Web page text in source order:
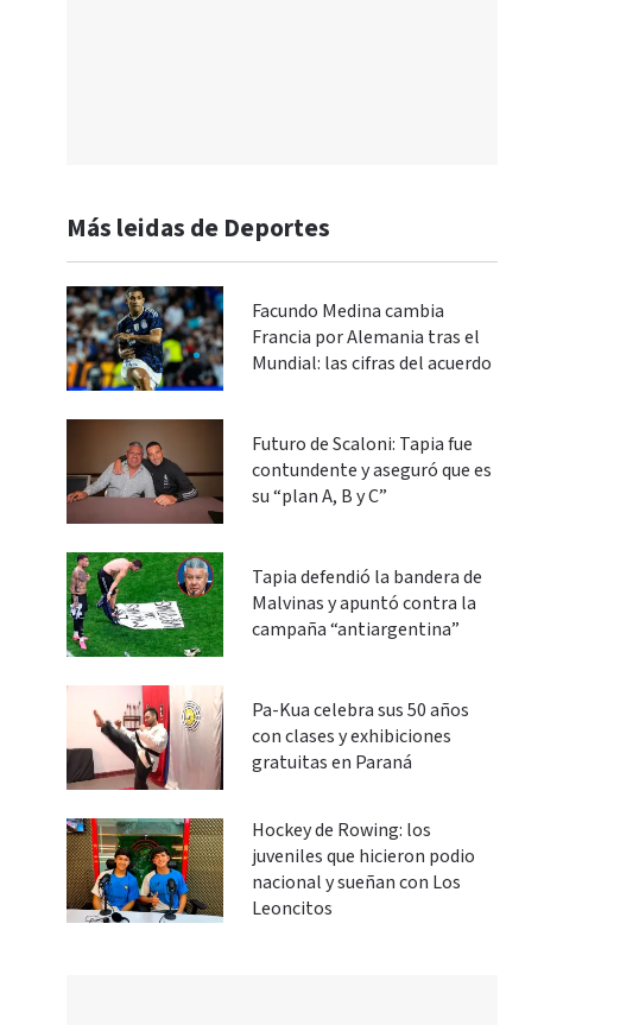
Más leidas de Deportes
Facundo Medina cambia
Francia por Alemania tras el
Mundial: las cifras del acuerdo
Futuro de Scaloni: Tapia fue
contundente y aseguró que es
su “plan A, B y C”
Tapia defendió la bandera de
Malvinas y apuntó contra la
campaña “antiargentina”
Pa-Kua celebra sus 50 años
con clases y exhibiciones
gratuitas en Paraná
Hockey de Rowing: los
juveniles que hicieron podio
nacional y sueñan con Los
Leoncitos